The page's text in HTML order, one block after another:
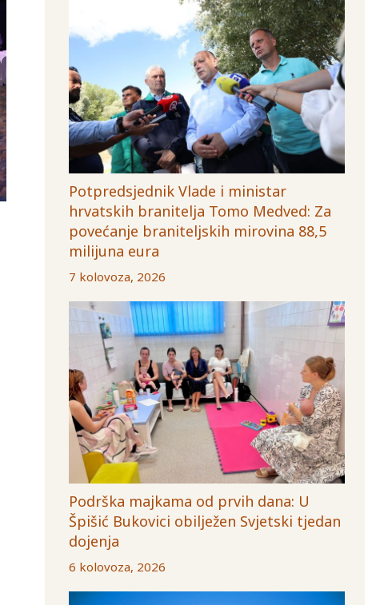
Potpredsjednik Vlade i ministar
hrvatskih branitelja Tomo Medved: Za
povećanje braniteljskih mirovina 88,5
milijuna eura
7 kolovoza, 2026
Podrška majkama od prvih dana: U
Špišić Bukovici obilježen Svjetski tjedan
dojenja
6 kolovoza, 2026